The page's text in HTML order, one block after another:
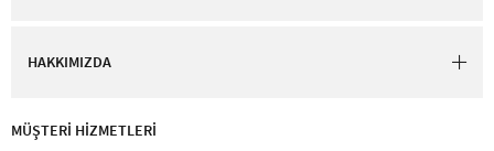
HAKKIMIZDA
MÜŞTERİ HİZMETLERİ​